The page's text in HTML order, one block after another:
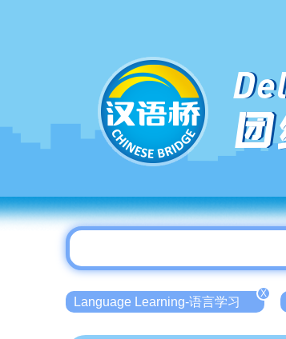
Language Learning-语言学习
X